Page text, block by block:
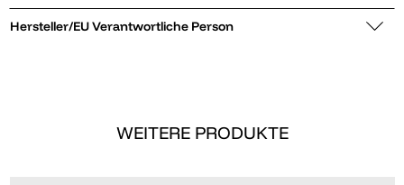
Hersteller/EU Verantwortliche Person
WEITERE PRODUKTE